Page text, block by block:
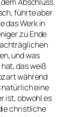
führte aber
das Werk in
zu Ende
und was
das weiß
während
natürlich eine
ist, obwohl es
christliche